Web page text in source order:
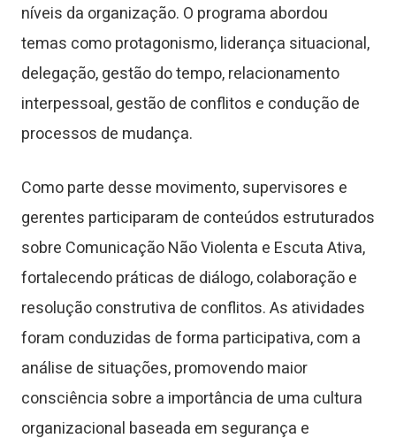
níveis da organização. O programa abordou
temas como protagonismo, liderança situacional,
delegação, gestão do tempo, relacionamento
interpessoal, gestão de conflitos e condução de
processos de mudança.
Como parte desse movimento, supervisores e
gerentes participaram de conteúdos estruturados
sobre Comunicação Não Violenta e Escuta Ativa,
fortalecendo práticas de diálogo, colaboração e
resolução construtiva de conflitos. As atividades
foram conduzidas de forma participativa, com a
análise de situações, promovendo maior
consciência sobre a importância de uma cultura
organizacional baseada em segurança e